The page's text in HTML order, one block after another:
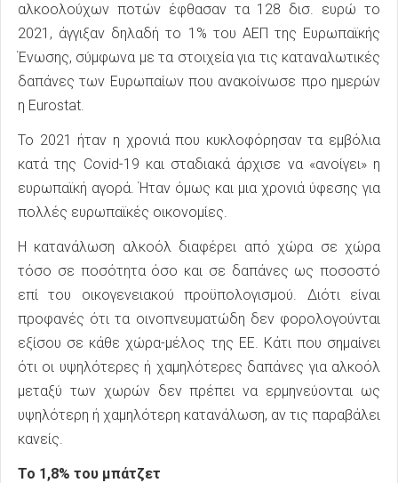
αλκοολούχων ποτών έφθασαν τα 128 δισ. ευρώ το
2021, άγγιξαν δηλαδή το 1% του ΑΕΠ της Ευρωπαϊκής
Ένωσης, σύμφωνα με τα στοιχεία για τις καταναλωτικές
δαπάνες των Ευρωπαίων που ανακοίνωσε προ ημερών
η Eurostat.
Το 2021 ήταν η χρονιά που κυκλοφόρησαν τα εμβόλια
κατά της Covid-19 και σταδιακά άρχισε να «ανοίγει» η
ευρωπαϊκή αγορά. Ήταν όμως και μια χρονιά ύφεσης για
πολλές ευρωπαϊκές οικονομίες.
Η κατανάλωση αλκοόλ διαφέρει από χώρα σε χώρα
τόσο σε ποσότητα όσο και σε δαπάνες ως ποσοστό
επί του οικογενειακού προϋπολογισμού. Διότι είναι
προφανές ότι τα οινοπνευματώδη δεν φορολογούνται
εξίσου σε κάθε χώρα-μέλος της ΕΕ. Κάτι που σημαίνει
ότι οι υψηλότερες ή χαμηλότερες δαπάνες για αλκοόλ
μεταξύ των χωρών δεν πρέπει να ερμηνεύονται ως
υψηλότερη ή χαμηλότερη κατανάλωση, αν τις παραβάλει
κανείς.
Το 1,8% του μπάτζετ